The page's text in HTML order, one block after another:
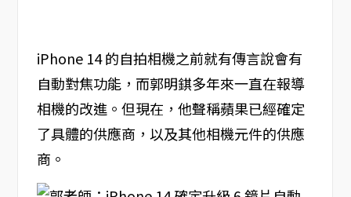
iPhone 14 的自拍相機之前就有傳言說會有
自動對焦功能，而郭明錤多年來一直在報導
相機的改進。但現在，他聲稱蘋果已經確定
了具體的供應商，以及其他相機元件的供應
商。